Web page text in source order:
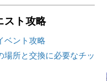
スト攻略
ベント攻略
場所と交換に必要なチッ